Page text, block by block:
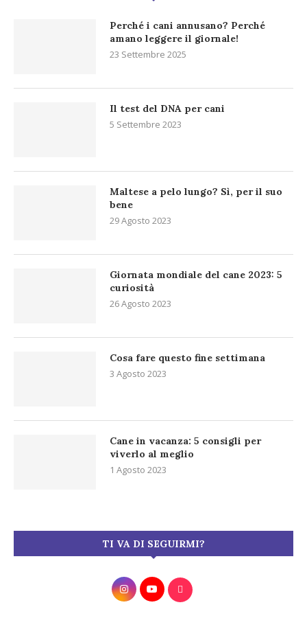
Perché i cani annusano? Perché
amano leggere il giornale!
23 Settembre 2025
Il test del DNA per cani
5 Settembre 2023
Maltese a pelo lungo? Sì, per il suo
bene
29 Agosto 2023
Giornata mondiale del cane 2023: 5
curiosità
26 Agosto 2023
Cosa fare questo fine settimana
3 Agosto 2023
Cane in vacanza: 5 consigli per
viverlo al meglio
1 Agosto 2023
TI VA DI SEGUIRMI?